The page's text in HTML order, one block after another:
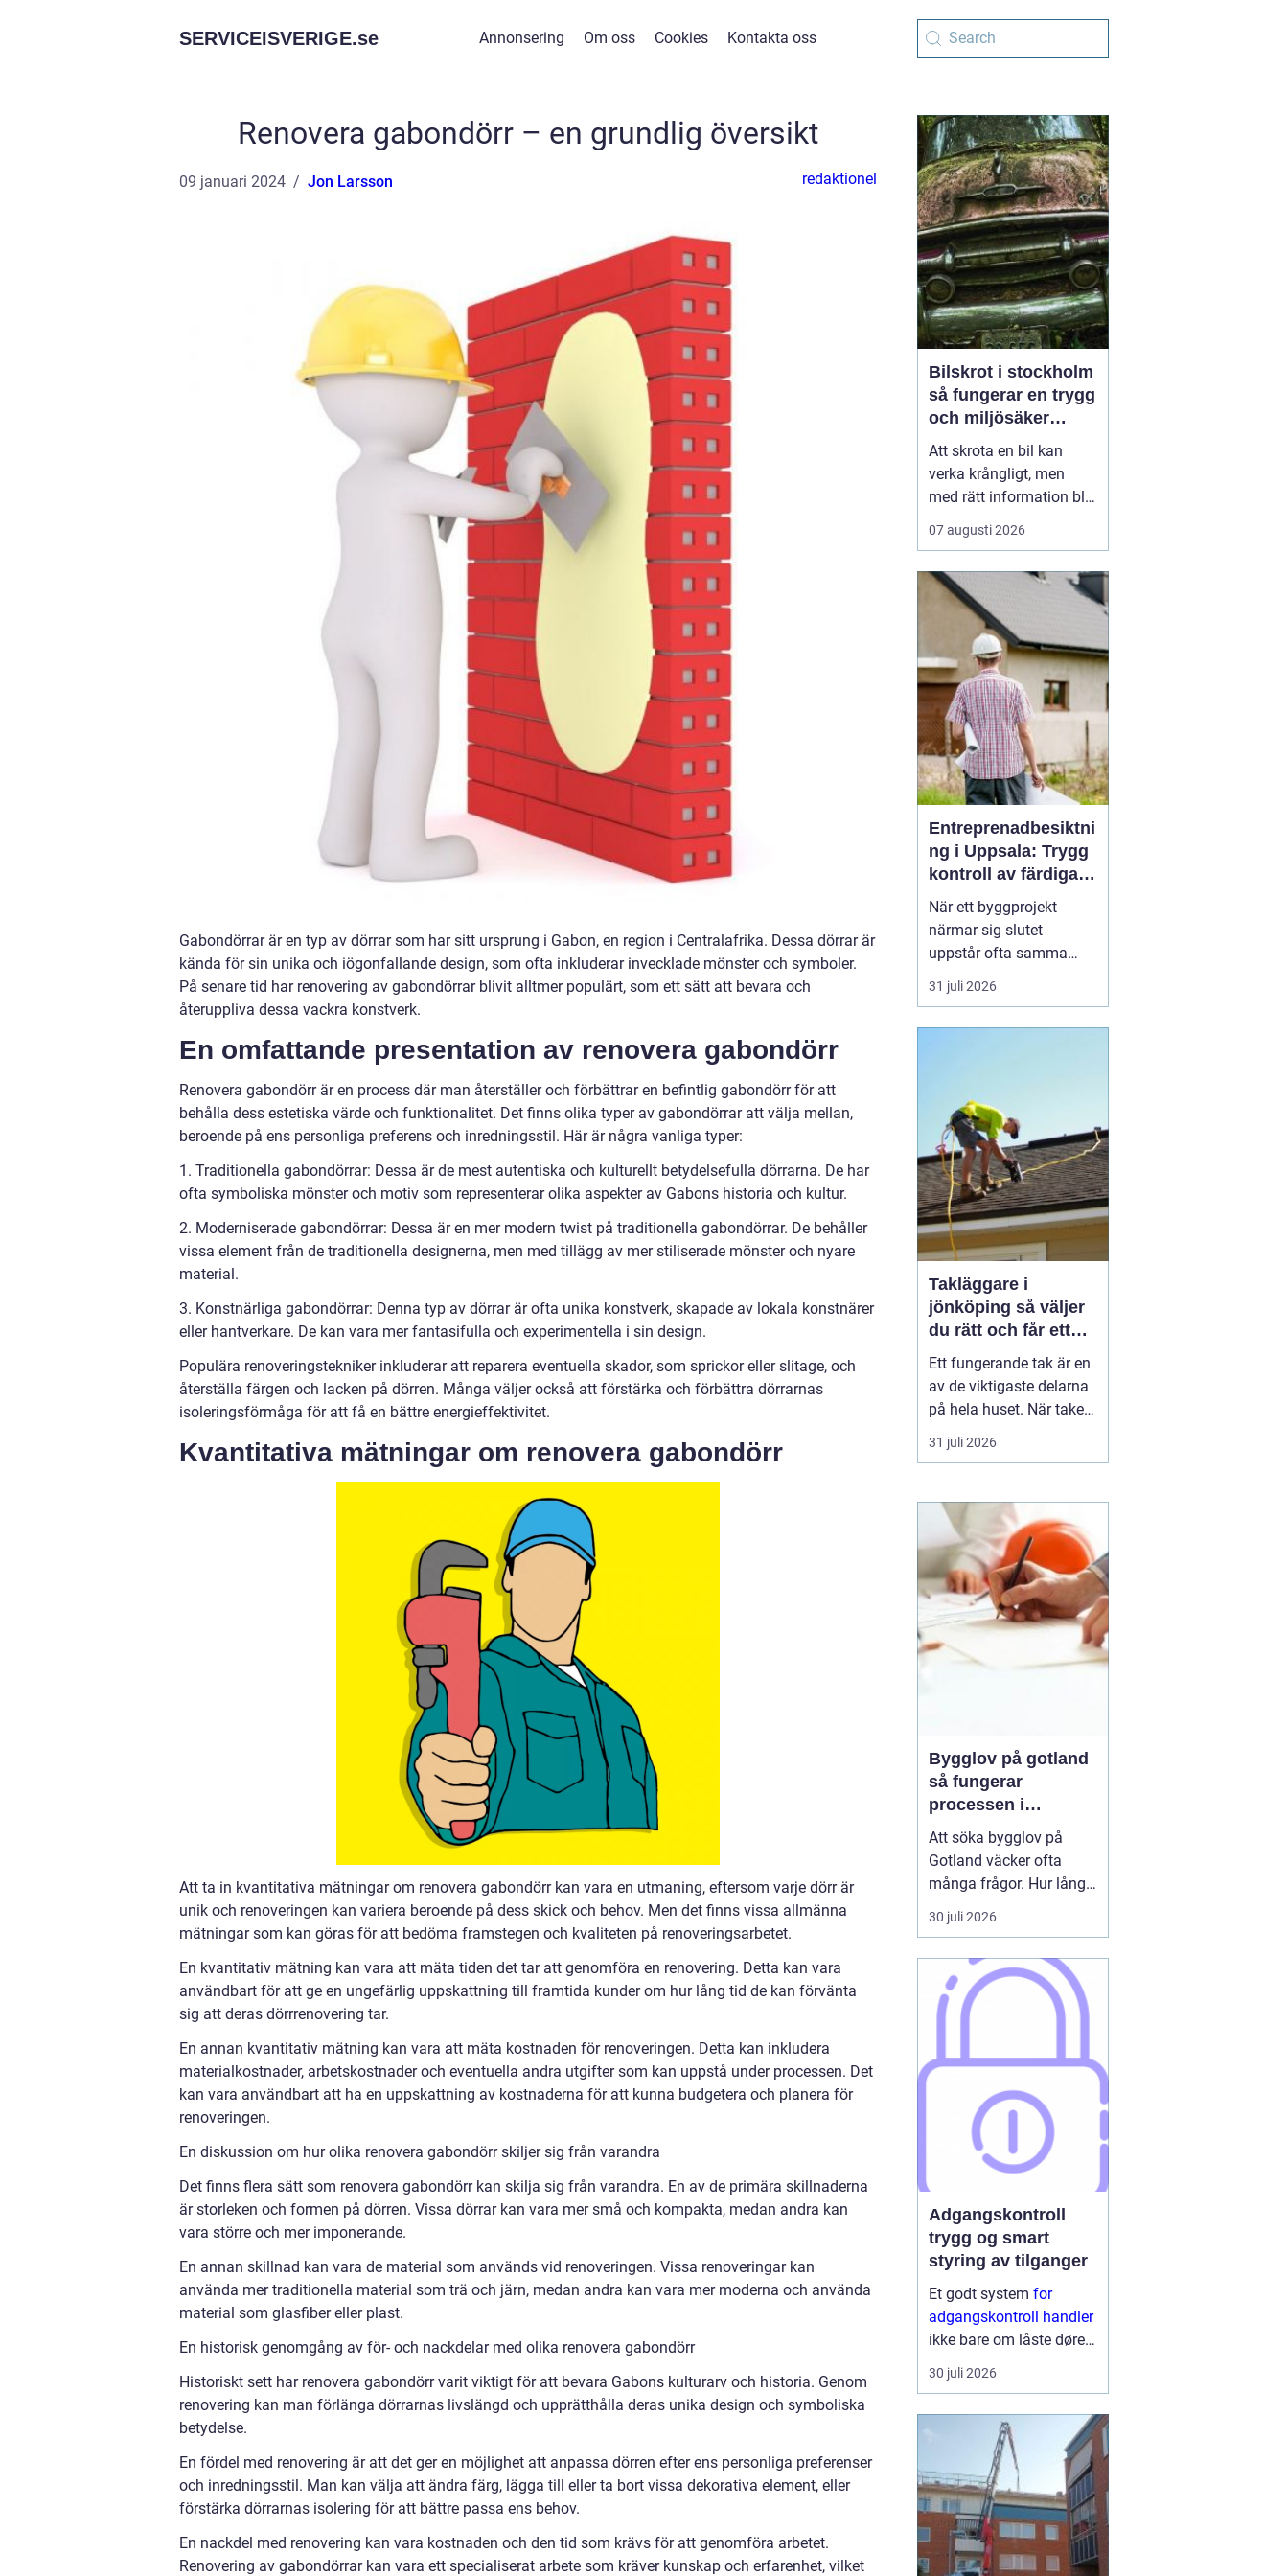
SERVICEISVERIGE.se Annonsering Om oss Cookies Kontakta oss
Renovera gabondörr – en grundlig översikt
09 januari 2024 Jon Larsson redaktionel
Gabondörrar är en typ av dörrar som har sitt ursprung i Gabon, en region i Centralafrika. Dessa dörrar är
kända för sin unika och iögonfallande design, som ofta inkluderar invecklade mönster och symboler.
På senare tid har renovering av gabondörrar blivit alltmer populärt, som ett sätt att bevara och
återuppliva dessa vackra konstverk.
En omfattande presentation av renovera gabondörr
Renovera gabondörr är en process där man återställer och förbättrar en befintlig gabondörr för att
behålla dess estetiska värde och funktionalitet. Det finns olika typer av gabondörrar att välja mellan,
beroende på ens personliga preferens och inredningsstil. Här är några vanliga typer:
1. Traditionella gabondörrar: Dessa är de mest autentiska och kulturellt betydelsefulla dörrarna. De har
ofta symboliska mönster och motiv som representerar olika aspekter av Gabons historia och kultur.
2. Moderniserade gabondörrar: Dessa är en mer modern twist på traditionella gabondörrar. De behåller
vissa element från de traditionella designerna, men med tillägg av mer stiliserade mönster och nyare
material.
3. Konstnärliga gabondörrar: Denna typ av dörrar är ofta unika konstverk, skapade av lokala konstnärer
eller hantverkare. De kan vara mer fantasifulla och experimentella i sin design.
Populära renoveringstekniker inkluderar att reparera eventuella skador, som sprickor eller slitage, och
återställa färgen och lacken på dörren. Många väljer också att förstärka och förbättra dörrarnas
isoleringsförmåga för att få en bättre energieffektivitet.
Kvantitativa mätningar om renovera gabondörr
Att ta in kvantitativa mätningar om renovera gabondörr kan vara en utmaning, eftersom varje dörr är
unik och renoveringen kan variera beroende på dess skick och behov. Men det finns vissa allmänna
mätningar som kan göras för att bedöma framstegen och kvaliteten på renoveringsarbetet.
En kvantitativ mätning kan vara att mäta tiden det tar att genomföra en renovering. Detta kan vara
användbart för att ge en ungefärlig uppskattning till framtida kunder om hur lång tid de kan förvänta
sig att deras dörrrenovering tar.
En annan kvantitativ mätning kan vara att mäta kostnaden för renoveringen. Detta kan inkludera
materialkostnader, arbetskostnader och eventuella andra utgifter som kan uppstå under processen. Det
kan vara användbart att ha en uppskattning av kostnaderna för att kunna budgetera och planera för
renoveringen.
En diskussion om hur olika renovera gabondörr skiljer sig från varandra
Det finns flera sätt som renovera gabondörr kan skilja sig från varandra. En av de primära skillnaderna
är storleken och formen på dörren. Vissa dörrar kan vara mer små och kompakta, medan andra kan
vara större och mer imponerande.
En annan skillnad kan vara de material som används vid renoveringen. Vissa renoveringar kan
använda mer traditionella material som trä och järn, medan andra kan vara mer moderna och använda
material som glasfiber eller plast.
En historisk genomgång av för- och nackdelar med olika renovera gabondörr
Historiskt sett har renovera gabondörr varit viktigt för att bevara Gabons kulturarv och historia. Genom
renovering kan man förlänga dörrarnas livslängd och upprätthålla deras unika design och symboliska
betydelse.
En fördel med renovering är att det ger en möjlighet att anpassa dörren efter ens personliga preferenser
och inredningsstil. Man kan välja att ändra färg, lägga till eller ta bort vissa dekorativa element, eller
förstärka dörrarnas isolering för att bättre passa ens behov.
En nackdel med renovering kan vara kostnaden och den tid som krävs för att genomföra arbetet.
Renovering av gabondörrar kan vara ett specialiserat arbete som kräver kunskap och erfarenhet, vilket
Bilskrot i stockholm
så fungerar en trygg
och miljösäker
skrotning
Att skrota en bil kan
verka krångligt, men
med rätt information blir
processen enkel. För
många bilägare handlar
saker: trygg
avregistrering, rimlig
ersättning och omtanke
om miljön. I
Stockholmsområdet
finns flera alternativ...
07 augusti 2026
Entreprenadbesiktni
ng i Uppsala: Trygg
kontroll av färdiga
byggprojekt
När ett byggprojekt
närmar sig slutet
uppstår ofta samma
fråga: är entreprenaden
verkligen utförd så som
ger ett tydligt svar.
Genom en strukturerad
genomgån...
31 juli 2026
Takläggare i
jönköping så väljer
du rätt och får ett
tak som håller
Ett fungerande tak är en
av de viktigaste delarna
på hela huset. När taket
börjar bli slitet påverkar
det både tryggheten,
värdet på huset. Därför
blir valet
av takläggare i
Jönköping avg...
31 juli 2026
Bygglov på gotland
så fungerar
processen i
praktiken
Att söka bygglov på
Gotland väcker ofta
många frågor. Hur lång
tid tar det? Vilka
handlingar behövs? Och
nära havet eller i Visbys
känsliga kulturmiljö? För
den som sällan har
kan bygglovsregler
kännas både ...
30 juli 2026
Adgangskontroll
trygg og smart
styring av tilganger
Et godt system for
adgangskontroll handler
ikke bare om låste dører.
Det handler om å ha
oversikt, kunne styre
sikre mennesker, verdier
og informasjon på en
ryddig måte. Moderne
lø...
30 juli 2026